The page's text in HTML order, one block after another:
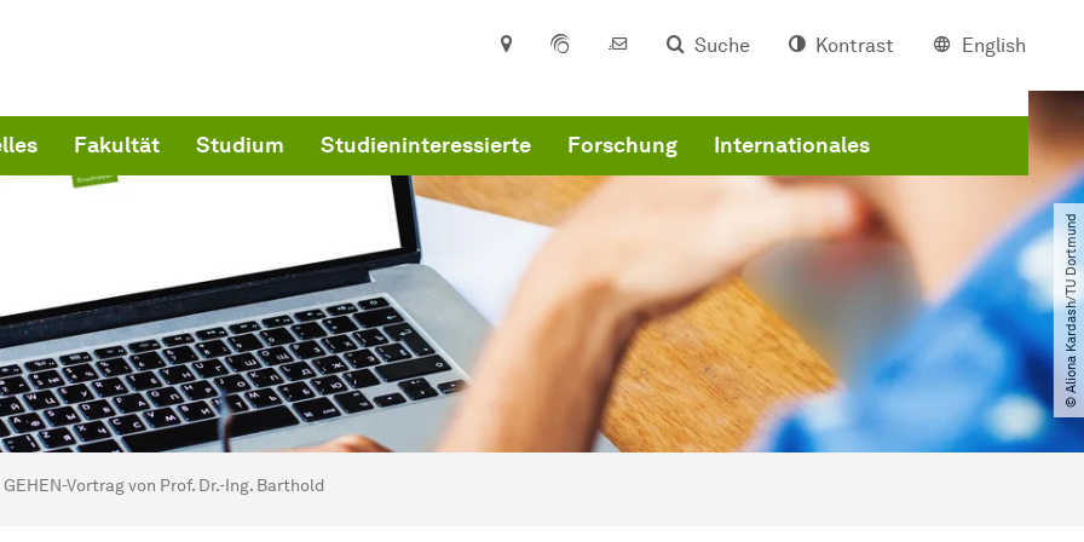
Suche Kontrast English
Fakultät Studium Studieninteressierte Forschung Internationales
© Aliona Kardash​/​TU Dortmund
hier:
Architektur und Bauingenieurwesen - Startseite
GEHEN-Vortrag von Prof. Dr.-Ing. Barthold